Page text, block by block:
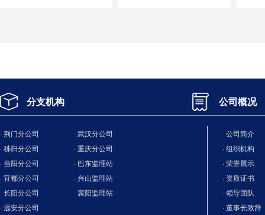
分支机构 公司概况
· 荆门分公司
· 秭归分公司
· 当阳分公司
· 宜都分公司
· 长阳分公司
· 远安分公司
· 武汉分公司
· 重庆分公司
· 巴东监理站
· 兴山监理站
· 襄阳监理站
· 公司简介
· 组织机构
· 荣誉展示
· 资质证书
· 领导团队
· 董事长致辞